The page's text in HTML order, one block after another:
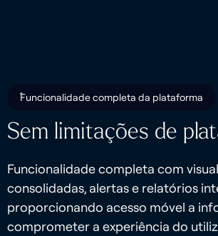
Funcionalidade completa da plataforma
Sem limitações de
Funcionalidade completa com
consolidadas, alertas e relatórios
proporcionando acesso móvel a
comprometer a experiência do